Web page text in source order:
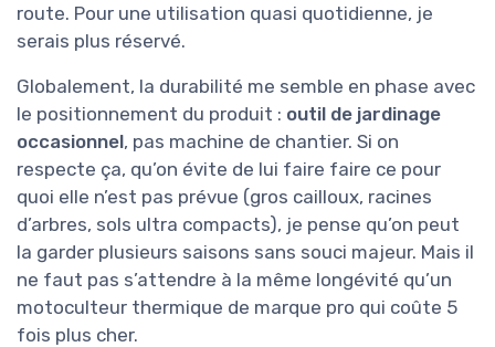
route. Pour une utilisation quasi quotidienne, je
serais plus réservé.
Globalement, la durabilité me semble en phase avec
le positionnement du produit : outil de jardinage
occasionnel, pas machine de chantier. Si on
respecte ça, qu’on évite de lui faire faire ce pour
quoi elle n’est pas prévue (gros cailloux, racines
d’arbres, sols ultra compacts), je pense qu’on peut
la garder plusieurs saisons sans souci majeur. Mais il
ne faut pas s’attendre à la même longévité qu’un
motoculteur thermique de marque pro qui coûte 5
fois plus cher.